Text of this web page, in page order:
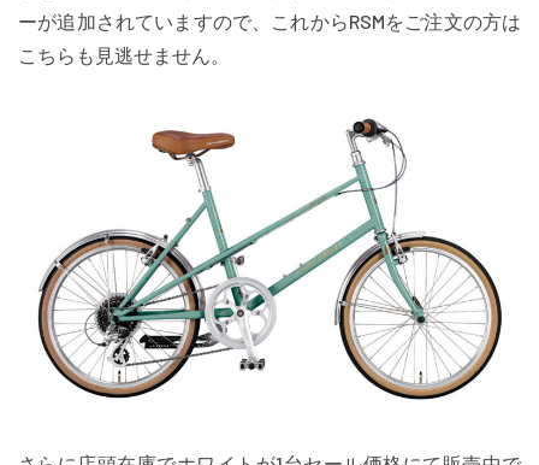
ーが追加されていますので、これからRSMをご注文の方は
こちらも見逃せません。